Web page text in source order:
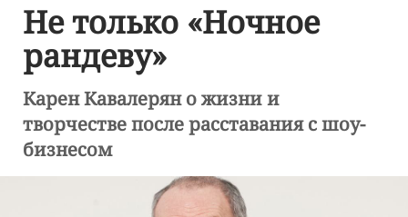
Не только «Ночное
рандеву»
Карен Кавалерян о жизни и
творчестве после расставания с шоу-
бизнесом